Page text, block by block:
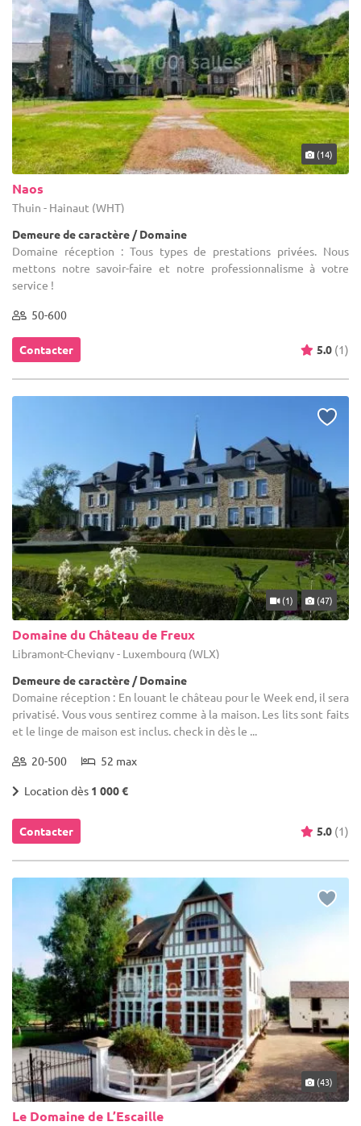
(14)
Naos
Thuin - Hainaut (WHT)
Demeure de caractère / Domaine
Domaine réception : Tous types de prestations privées. Nous
mettons notre savoir-faire et notre professionnalisme à votre
service !
50-600
Contacter 5.0 (1)
(1) (47)
Domaine du Château de Freux
Libramont-Chevigny - Luxembourg (WLX)
Demeure de caractère / Domaine
Domaine réception : En louant le château pour le Week end, il sera
privatisé. Vous vous sentirez comme à la maison. Les lits sont faits
et le linge de maison est inclus. check in dès le ...
20-500 52 max
Location dès 1 000 €
Contacter 5.0 (1)
(43)
Le Domaine de L’Escaille